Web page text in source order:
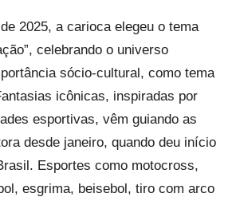
2025, a carioca elegeu o tema
celebrando o universo
sócio-cultural, como tema
icônicas, inspiradas por
esportivas, vêm guiando as
desde janeiro, quando deu início
Esportes como motocross,
esgrima, beisebol, tiro com arco